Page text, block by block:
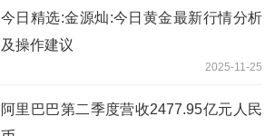
今日精选:金源灿:今日黄金最新行情分析
及操作建议
2025-11-25
阿里巴巴第二季度营收2477.95亿元人民